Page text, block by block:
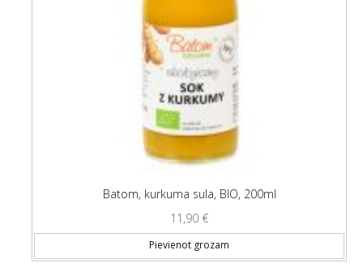
Batom, kurkuma sula, BIO, 200ml
11,90 €
Pievienot grozam